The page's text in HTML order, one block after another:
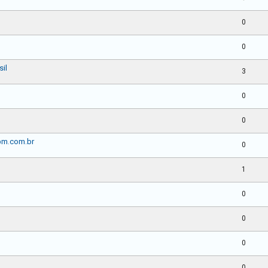
0
0
3
0
0
0
1
0
0
0